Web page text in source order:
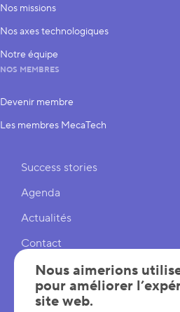
Nos missions
Nos axes technologiques
Notre équipe
NOS MEMBRES
Devenir membre
Les membres MecaTech
Liens rapides
Success stories
Agenda
Actualités
Contact
Cookies
Réglages cookies
Nous aimerions
pour améliorer
site web.